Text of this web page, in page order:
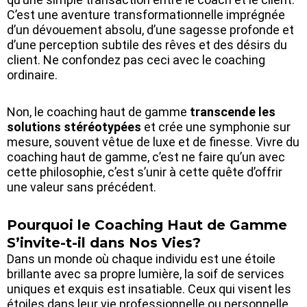
C’est une aventure transformationnelle imprégnée
d’un dévouement absolu, d’une sagesse profonde et
d’une perception subtile des rêves et des désirs du
client. Ne confondez pas ceci avec le coaching
ordinaire.
Non, le coaching haut de gamme transcende les
solutions stéréotypées et crée une symphonie sur
mesure, souvent vêtue de luxe et de finesse. Vivre du
coaching haut de gamme, c’est ne faire qu’un avec
cette philosophie, c’est s’unir à cette quête d’offrir
une valeur sans précédent.
Pourquoi le Coaching Haut de Gamme
S’invite-t-il dans Nos Vies?
Dans un monde où chaque individu est une étoile
brillante avec sa propre lumière, la soif de services
uniques et exquis est insatiable. Ceux qui visent les
étoiles dans leur vie professionnelle ou personnelle